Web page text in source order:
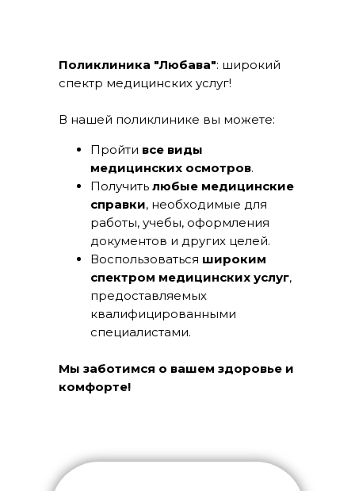
Поликлиника "Любава": широкий
спектр медицинских услуг!
В нашей поликлинике вы можете:
Пройти все виды
медицинских осмотров.
Получить любые медицинские
справки, необходимые для
работы, учебы, оформления
документов и других целей.
Воспользоваться широким
спектром медицинских услуг,
предоставляемых
квалифицированными
специалистами.
Мы заботимся о вашем здоровье и
комфорте!